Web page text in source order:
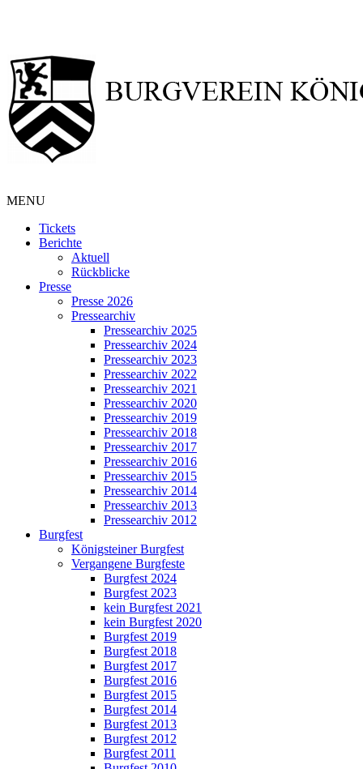
MENU
Tickets
Berichte
Aktuell
Rückblicke
Presse
Presse 2026
Pressearchiv
Pressearchiv 2025
Pressearchiv 2024
Pressearchiv 2023
Pressearchiv 2022
Pressearchiv 2021
Pressearchiv 2020
Pressearchiv 2019
Pressearchiv 2018
Pressearchiv 2017
Pressearchiv 2016
Pressearchiv 2015
Pressearchiv 2014
Pressearchiv 2013
Pressearchiv 2012
Burgfest
Königsteiner Burgfest
Vergangene Burgfeste
Burgfest 2024
Burgfest 2023
kein Burgfest 2021
kein Burgfest 2020
Burgfest 2019
Burgfest 2018
Burgfest 2017
Burgfest 2016
Burgfest 2015
Burgfest 2014
Burgfest 2013
Burgfest 2012
Burgfest 2011